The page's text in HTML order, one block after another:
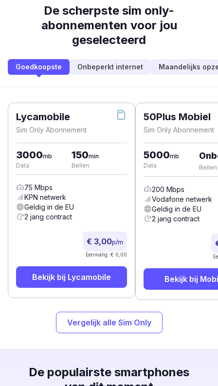
De scherpste sim only-
abonnementen voor jou
geselecteerd
Goedkoopste Onbeperkt internet Maandelijks
Lycamobile
Sim Only Abonnement
3000mb
Data
150min
Bellen
75 Mbps
KPN netwerk
Geldig in de EU
2 jarig contract
€ 3,00p/m
Eenmalig: € 0,00
Bekijk bij Lycamobile
50Plus Mobiel
Sim Only Abonnement
5000mb
Data
Bellen
200 Mbps
Vodafone netwerk
Geldig in de EU
2 jarig contract
Bekijk bij
Vergelijk alle Sim Only
De populairste smartphones